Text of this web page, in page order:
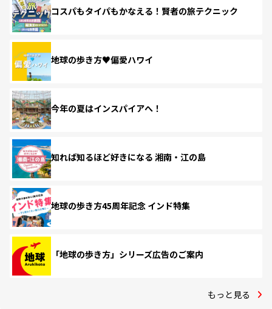
コスパもタイパもかなえる！賢者の旅テクニック
地球の歩き方♥偏愛ハワイ
今年の夏はインスパイアへ！
知れば知るほど好きになる 湘南・江の島
地球の歩き方45周年記念 インド特集
「地球の歩き方」シリーズ広告のご案内
もっと見る